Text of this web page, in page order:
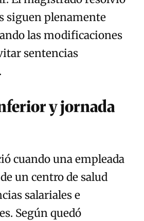
siguen plenamente
las modificaciones
sentencias
y jornada
cuando una empleada
un centro de salud
salariales e
Según quedó